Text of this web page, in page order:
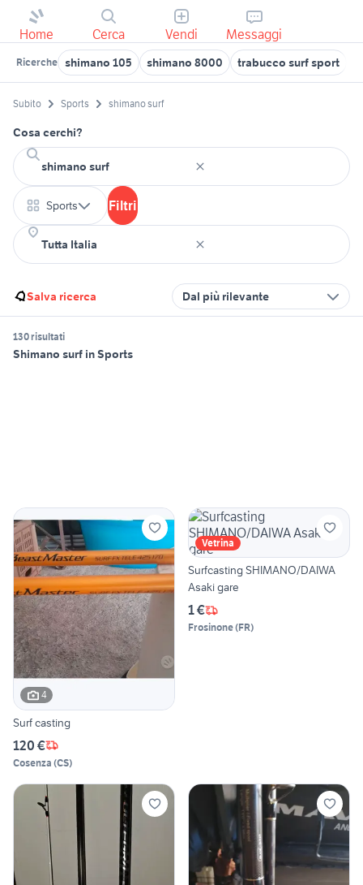
Home Cerca Vendi Messaggi
Ricerche shimano 105 shimano 8000 trabucco surf sport
Subito Sports shimano surf
Cosa cerchi?
Sports Filtri
Salva ricerca Dal più rilevante
130 risultati
Shimano surf in Sports
4
Surf casting
120 €
Cosenza (CS)
Vetrina
Surfcasting SHIMANO/DAIWA
Asaki gare
1 €
Frosinone(FR)